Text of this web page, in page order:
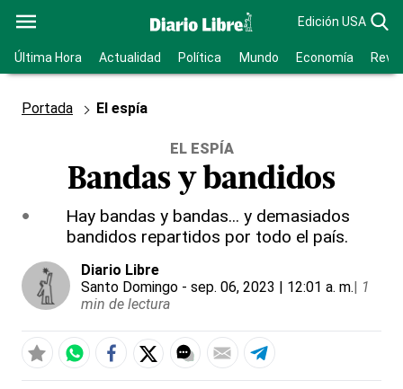
Edición USA
Última Hora Actualidad Política Mundo Economía
Portada El espía
EL ESPÍA
Bandas y bandidos
Hay bandas y bandas... y demasiados
bandidos repartidos por todo el país.
Diario Libre
Santo Domingo - sep. 06, 2023 | 12:01 a. m.| 1
min de lectura